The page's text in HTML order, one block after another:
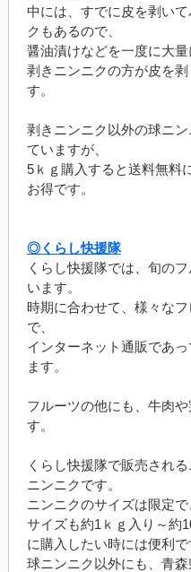
中には、すでに皮を剥い
クもあるので、
醤油漬けなどを一度に大量
剥きニンニクの方が皮を
す。
剥きニンニク以外の球ニ
ていますが、
5ｋｇ購入すると送料無料
お得です。
◎くらし快援隊
くらし快援隊では、旬の
います。
時期に合わせて、様々な
で、
インターネット通販であ
ます。
フルーツの他にも、牛肉
す。
くらし快援隊で販売され
ニンニクです。
ニンニクのサイズは限定で
サイズも約1ｋｇ入り～約
に購入したい時には便利で
球ニンニク以外にも、青